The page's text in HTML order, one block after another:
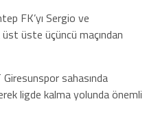
FK’yı Sergio ve
üste üçüncü maçından
sahasında
ligde kalma yolunda önemli